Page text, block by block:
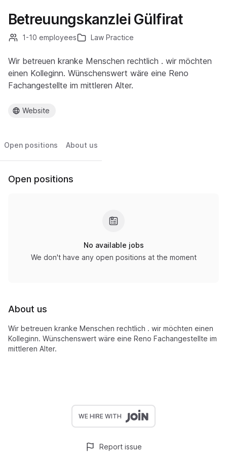
Betreuungskanzlei Gülfirat
1-10 employees Law Practice
Wir betreuen kranke Menschen rechtlich . wir möchten
einen Kolleginn. Wünschenswert wäre eine Reno
Fachangestellte im mittleren Alter.
Website
Open positions About us
Open positions
No available jobs
We don't have any open positions at the moment
About us
Wir betreuen kranke Menschen rechtlich . wir möchten einen
Kolleginn. Wünschenswert wäre eine Reno Fachangestellte im
mittleren Alter.
WE HIRE WITH
Report issue